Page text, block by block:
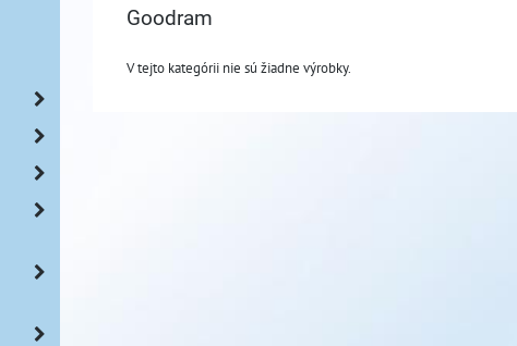
Goodram
V tejto kategórii nie sú žiadne výrobky.